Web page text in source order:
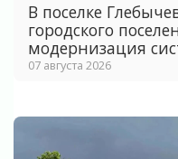
В поселке
городского
модернизация
07 августа 2026